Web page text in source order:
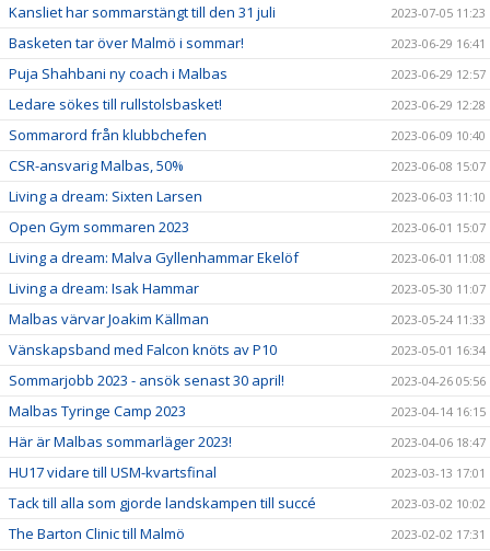
Kansliet har sommarstängt till den 31 juli 2023-07-05 11:23
Basketen tar över Malmö i sommar! 2023-06-29 16:41
Puja Shahbani ny coach i Malbas 2023-06-29 12:57
Ledare sökes till rullstolsbasket! 2023-06-29 12:28
Sommarord från klubbchefen 2023-06-09 10:40
CSR-ansvarig Malbas, 50% 2023-06-08 15:07
Living a dream: Sixten Larsen 2023-06-03 11:10
Open Gym sommaren 2023 2023-06-01 15:07
Living a dream: Malva Gyllenhammar Ekelöf 2023-06-01 11:08
Living a dream: Isak Hammar 2023-05-30 11:07
Malbas värvar Joakim Källman 2023-05-24 11:33
Vänskapsband med Falcon knöts av P10 2023-05-01 16:34
Sommarjobb 2023 - ansök senast 30 april! 2023-04-26 05:56
Malbas Tyringe Camp 2023 2023-04-14 16:15
Här är Malbas sommarläger 2023! 2023-04-06 18:47
HU17 vidare till USM-kvartsfinal 2023-03-13 17:01
Tack till alla som gjorde landskampen till succé 2023-03-02 10:02
The Barton Clinic till Malmö 2023-02-02 17:31